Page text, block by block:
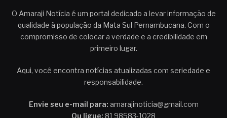
O Amaraji Notícia é um portal dedicado a levar informação de
qualidade à população da Mata Sul Pernambucana. Com o
compromisso de colocar a verdade e a credibilidade em
primeiro lugar.
Aqui, você encontra notícias atualizadas com seriedade e
responsabilidade.
Envie seu e-mail para: amarajinoticia@gmail.com
Ou ligue: 81 98583-1028